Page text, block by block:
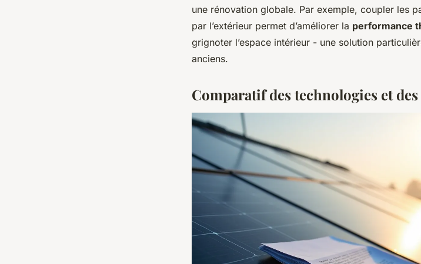
une rénovation globale. Par exemple, coupler les
par l’extérieur permet d’améliorer la performance
grignoter l’espace intérieur - une solution
anciens.
Comparatif des technologies et